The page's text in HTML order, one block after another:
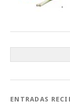
ENTRADAS